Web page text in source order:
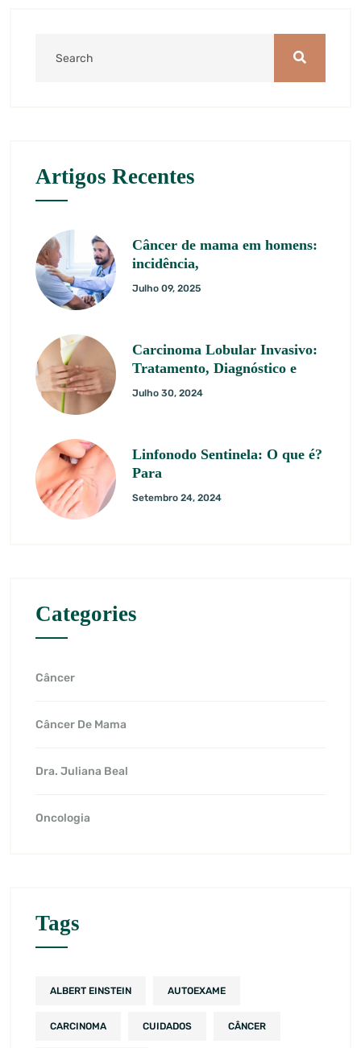
Artigos Recentes
Câncer de mama em homens:
incidência,
Julho 09, 2025
Carcinoma Lobular Invasivo:
Tratamento, Diagnóstico e
Julho 30, 2024
Linfonodo Sentinela: O que é?
Para
Setembro 24, 2024
Categories
Câncer
Câncer De Mama
Dra. Juliana Beal
Oncologia
Tags
ALBERT EINSTEIN AUTOEXAME
CARCINOMA CUIDADOS CÂNCER